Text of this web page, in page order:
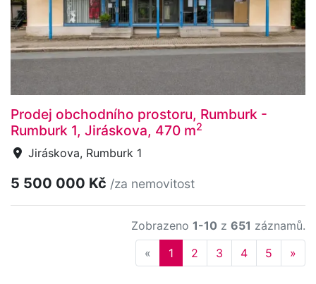
Prodej obchodního prostoru, Rumburk -
Rumburk 1, Jiráskova, 470 m2
Jiráskova, Rumburk 1
5 500 000 Kč /za nemovitost
Zobrazeno 1-10 z 651 záznamů.
« Previous
1 2 3 4 5 »